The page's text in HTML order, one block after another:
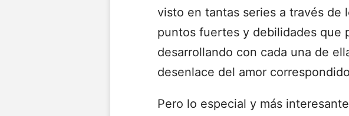
visto en tantas series a través de
puntos fuertes y debilidades que
desarrollando con cada una de
desenlace del amor
Pero lo especial y más